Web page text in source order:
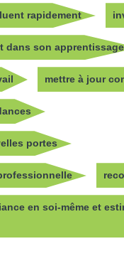
rapidement
dans son apprentissage
mettre à jour
portes
en soi-même et